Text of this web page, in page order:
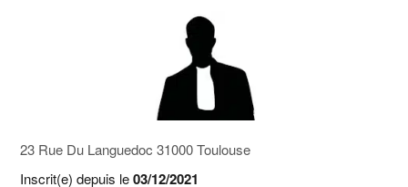
23 Rue Du Languedoc 31000 Toulouse
Inscrit(e) depuis le03/12/2021